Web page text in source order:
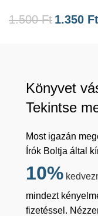
1.500Ft 1.350 Ft
Könyvet
Tekintse
Most igazán
Írók Boltja által
10%
mindezt
fizetéssel.